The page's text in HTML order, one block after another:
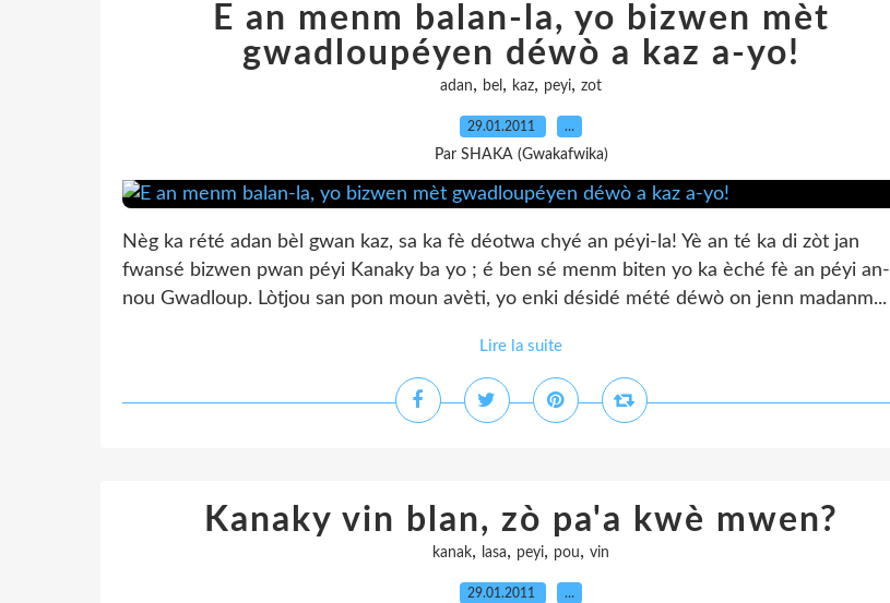
E an menm balan-la, yo bizwen mèt
gwadloupéyen déwò a kaz a-yo!
adan, bel , kaz, peyi, zot
29.01.2011 …
Par SHAKA (Gwakafwika)
Nèg ka rété adan bèl gwan kaz, sa ka fè déotwa chyé an péyi-la! Yè an té ka di zòt jan
fwansé bizwen pwan péyi Kanaky ba yo ; é ben sé menm biten yo ka èché fè an péyi an-
nou Gwadloup. Lòtjou san pon moun avèti, yo enki désidé mété déwò on jenn madanm...
Lire la suite
Kanaky vin blan, zò pa'a kwè mwen?
kanak, lasa, peyi, pou, vin
29.01.2011 …